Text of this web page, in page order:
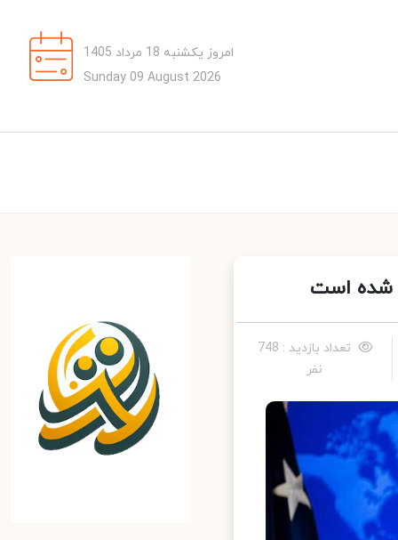
امروز یکشنبه 18 مرداد 1405
Sunday 09 August 2026
شده است
تعداد بازدید : 748
نفر